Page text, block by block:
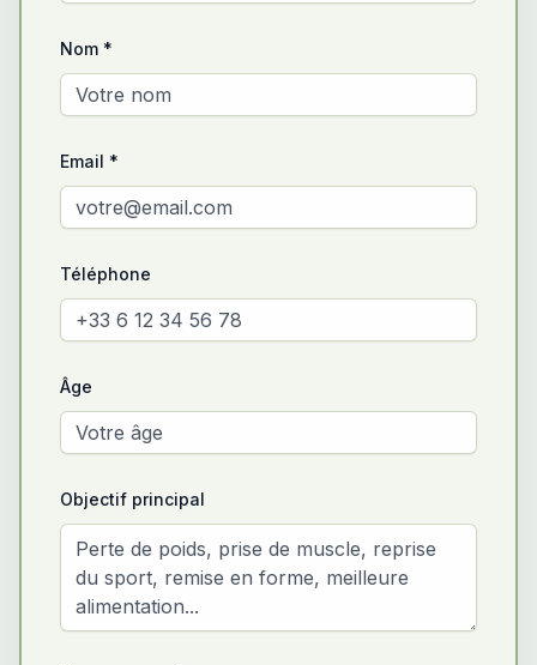
Nom *
Email *
Téléphone
Âge
Objectif principal